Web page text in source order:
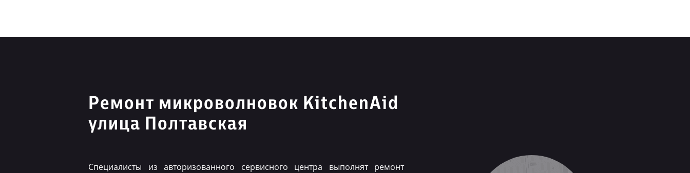
Ремонт микроволновок KitchenAid
улица Полтавская
Специалисты из авторизованного сервисного центра выполнят ремонт